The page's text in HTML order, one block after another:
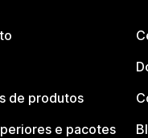
de produtos
e pacotes